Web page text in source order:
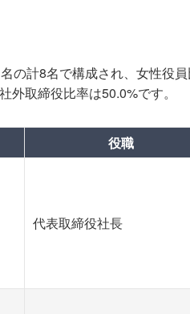
の計8名で構成され、女性役
外取締役比率は50.0%です。
役職
代表取締役社長